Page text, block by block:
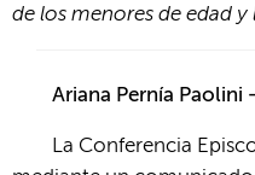
de los menores de edad y
Ariana Pernía Paolini
La Conferencia